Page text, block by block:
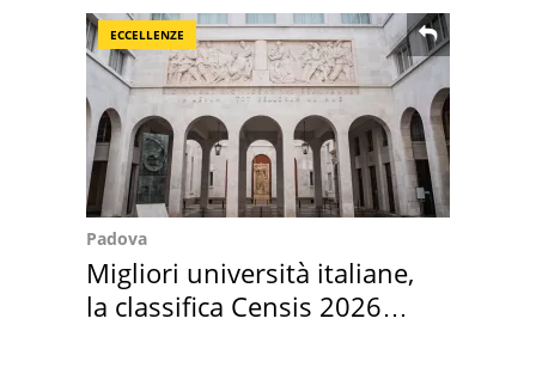
ECCELLENZE
Padova
Migliori università italiane,
la classifica Censis 2026